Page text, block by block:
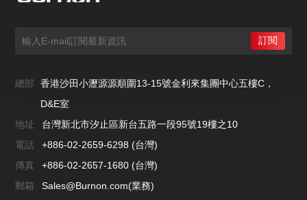
總部
香港沙田小瀝源源順圍13-15號金利來集團中心五樓C，
D&E室
地址
台灣新北市汐止區新台五路一段95號19樓之10
電話
+886-02-2659-6298 (台灣)
傳真
+886-02-2657-1680 (台灣)
郵箱
Sales@Burnon.com(業務)